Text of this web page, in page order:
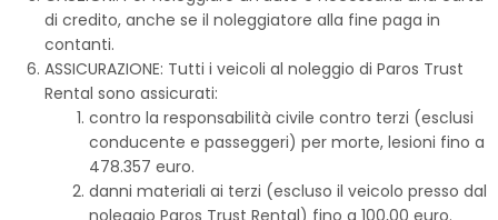
di credito, anche se il noleggiatore alla fine paga in
contanti.
ASSICURAZIONE: Tutti i veicoli al noleggio di Paros Trust
Rental sono assicurati:
contro la responsabilità civile contro terzi (esclusi
conducente e passeggeri) per morte, lesioni fino a
478.357 euro.
danni materiali ai terzi (escluso il veicolo presso dal
noleggio Paros Trust Rental) fino a 100,00 euro.